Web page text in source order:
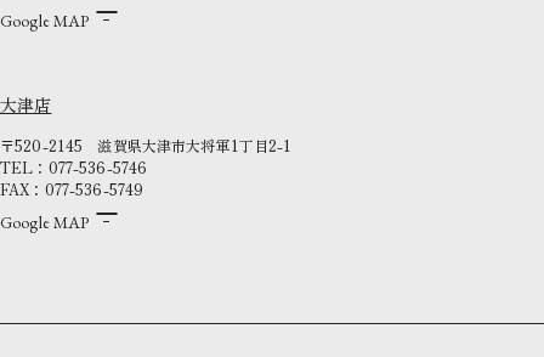
Google MAP
大津店
〒520-2145滋賀県大津市大将軍1丁目2-1
TEL：077-536-5746
FAX：077-536-5749
Google MAP